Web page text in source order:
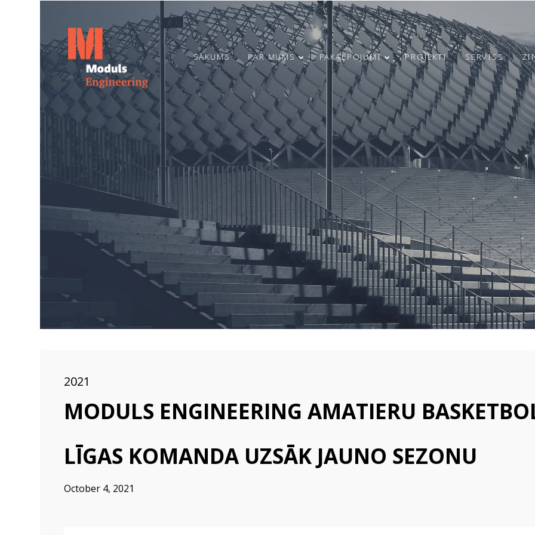
6
TOPOŠĀ OGRES
BĒRNUDĀRZA
PAMATOS IEMŪRĒTA
VĒSTĪJUMU
NĀKAMAJĀM
PAAUDZĒM
21
MARCH
2025
RĪGAS
INFRASTRUKTŪRAS
ATTĪSTĪBA UN
DROŠĪBAS
UZLABOŠANA:
MODULS
ENGINEERING
IEGULDĪJUMS
UGUNSDROŠĪBAS
SISTĒMU IZBŪVĒ
RĪGAS
VALSTSPILSĒTAS
PAŠVALDĪBAS
IZGLĪTĪBAS
IESTĀDĒS
23
JUNE
2024
20
JUNE
2024
ENERGOEFEKTIVITĀTES
PAKALPOJUMI
4
MAY
2024
SVEICAM 4. MAIJA
SVĒTKOS!
9
APRIL
2024
SĀKUMS PAR MUMS PAKALPOJUMI PROJEKTI SERVISS
2021
MODULS ENGINEERING AMATIERU
LĪGAS KOMANDA UZSĀK JAUNO SEZONU
October 4, 2021